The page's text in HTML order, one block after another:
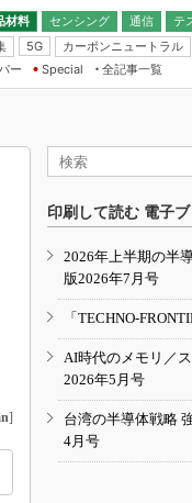
材料 センシング
通信
テ
5G カーボンニュートラル
・エッジコンピューティング
FRONTIER
とくるま展
ー
Special
全記事一覧
]
印刷して読む 電子
2026年上半期の半
版2026年7月号
「TECHNO-
AI時代のメモリ／
2026年5月号
台湾の半導体戦略
4月号